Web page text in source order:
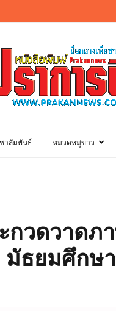
าสัมพันธ์ หมวดหมู่ข่าว
กวดวาดภ
มัธยมศึกษ